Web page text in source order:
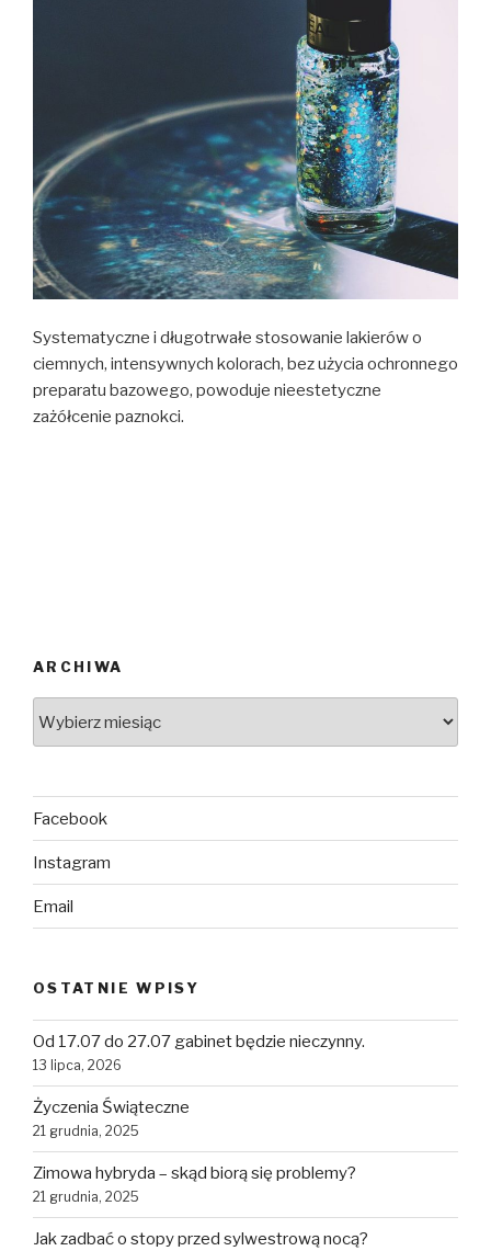
Systematyczne i długotrwałe stosowanie lakierów o
ciemnych, intensywnych kolorach, bez użycia ochronnego
preparatu bazowego, powoduje nieestetyczne
zażółcenie paznokci.
ARCHIWA
Facebook
Instagram
Email
OSTATNIE WPISY
Od 17.07 do 27.07 gabinet będzie nieczynny.
13 lipca, 2026
Życzenia Świąteczne
21 grudnia, 2025
Zimowa hybryda – skąd biorą się problemy?
21 grudnia, 2025
Jak zadbać o stopy przed sylwestrową nocą?